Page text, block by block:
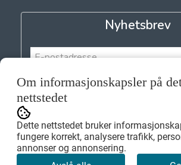
Nyhetsbrev
Om informasjonskapsler på
nettstedet
Dette nettstedet bruker
fungere korrekt, analysere trafikk,
annonser og annonsering.